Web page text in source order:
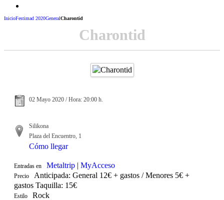
InicioFestimad 2020GeneralCharontid
Charontid
02 Mayo 2020 / Hora: 20:00 h.
Silikona
Plaza del Encuentro, 1
Cómo llegar
Entradas en Metaltrip | MyAcceso
Precio
Anticipada: General 12€ + gastos / Menores 5€ +
gastos Taquilla: 15€
Estilo Rock